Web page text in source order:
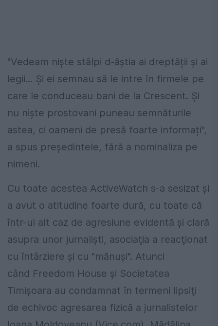
"Vedeam niște stâlpi d-ăștia ai dreptății și ai
legii... Și ei semnau să le intre în firmele pe
care le conduceau bani de la Crescent. Și
nu niște prostovani puneau semnăturile
astea, ci oameni de presă foarte informați",
a spus președintele, fără a nominaliza pe
nimeni.
Cu toate acestea ActiveWatch s-a sesizat şi
a avut o atitudine foarte dură, cu toate că
într-ul alt caz de agresiune evidentă şi clară
asupra unor jurnalişti, asociaţia a reacţionat
cu întârziere şi cu "mănuşi". Atunci
când Freedom House şi Societatea
Timişoara au condamnat în termeni lipsiţi
de echivoc agresarea fizică a jurnalistelor